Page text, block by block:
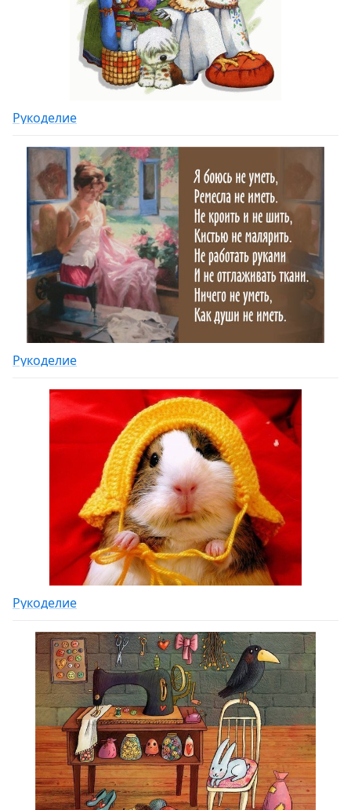
Рукоделие
Рукоделие
Рукоделие